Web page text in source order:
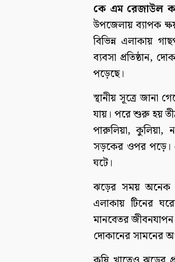
কে এম রেজাউল
উপজেলায় ব্যাপক
বিভিন্ন এলাকায়
ব্যবসা প্রতিষ্ঠান,
পড়েছে।
স্থানীয় সূত্রে জানা
যায়। পরে শুরু হয়
পারুলিয়া, কুলিয়া,
সড়কের ওপর পড়ে।
ঘটে।
ঝড়ের সময় অনেক
এলাকায় টিনের
মানবেতর জীবনযাপন
দোকানের সামনের